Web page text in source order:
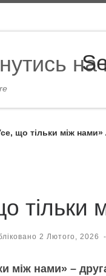
що тільки між нами»
тільки
2 Лютого, 2026 -
між нами» –